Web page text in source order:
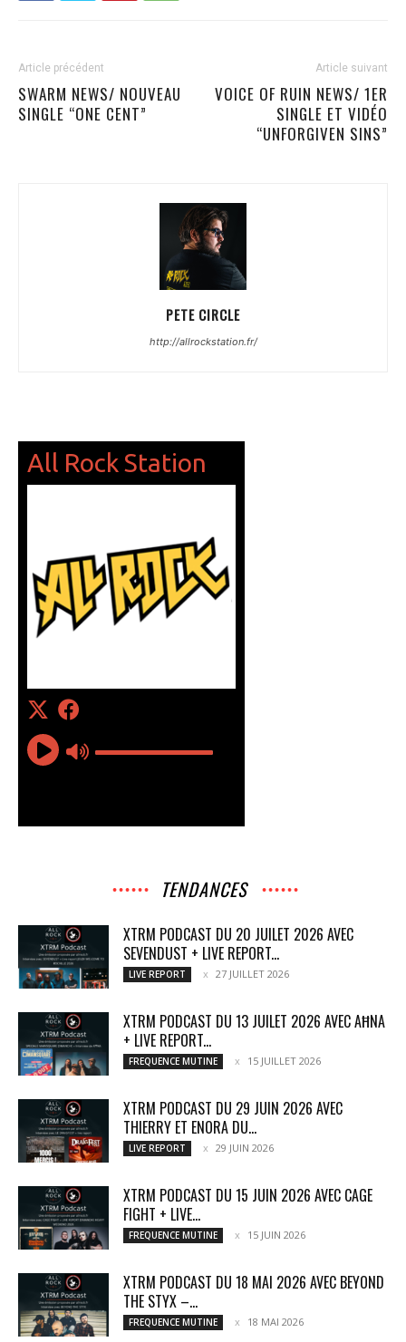
Article précédent
SWARM NEWS/ NOUVEAU
SINGLE “ONE CENT”
Article suivant
VOICE OF RUIN NEWS/ 1ER
SINGLE ET VIDÉO
“UNFORGIVEN SINS”
PETE CIRCLE
http://allrockstation.fr/
TENDANCES
XTRM PODCAST DU 20 JUILET 2026 AVEC
SEVENDUST + LIVE REPORT...
LIVE REPORT 27 JUILLET 2026
XTRM PODCAST DU 13 JUILET 2026 AVEC AĦNA
+ LIVE REPORT...
FREQUENCE MUTINE 15 JUILLET 2026
XTRM PODCAST DU 29 JUIN 2026 AVEC
THIERRY ET ENORA DU...
LIVE REPORT 29 JUIN 2026
XTRM PODCAST DU 15 JUIN 2026 AVEC CAGE
FIGHT + LIVE...
FREQUENCE MUTINE 15 JUIN 2026
XTRM PODCAST DU 18 MAI 2026 AVEC BEYOND
THE STYX –...
FREQUENCE MUTINE 18 MAI 2026